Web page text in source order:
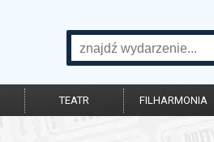
TEATR FILHARMONIA